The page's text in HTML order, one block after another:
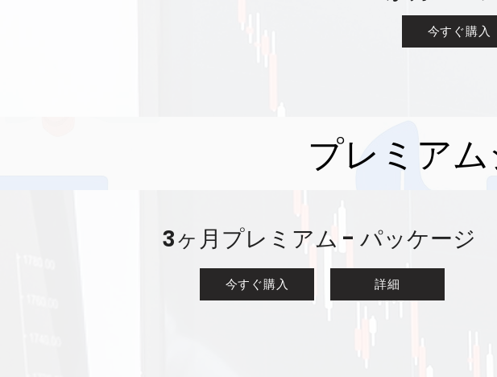
今すぐ購入
プレミア
3ヶ月プレミアム - パッケージ
今すぐ購入 詳細